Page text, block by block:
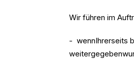
Wir führen im
- wennIhrerseits